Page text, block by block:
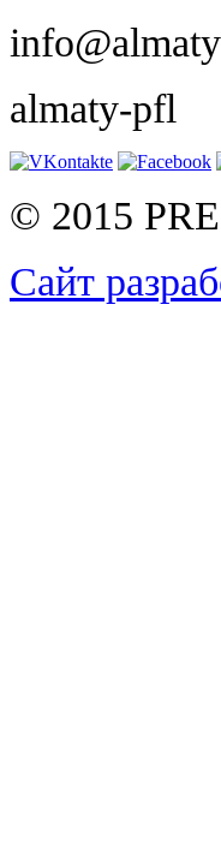
almaty-pfl
© 2015
Сайт